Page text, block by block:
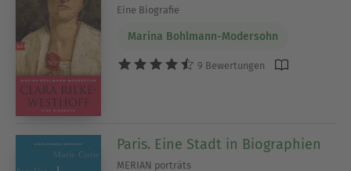
Eine Biografie
Marina Bohlmann-Modersohn
9 Bewertungen
Paris. Eine Stadt in Biographien
MERIAN porträts